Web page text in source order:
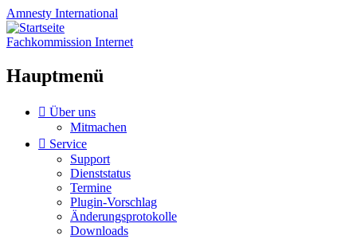
Amnesty International
Fachkommission Internet
Hauptmenü
Zum
springen
Über uns
Mitmachen
Service
Support
Dienststatus
Termine
Plugin-Vorschlag
Änderungsprotokolle
Downloads